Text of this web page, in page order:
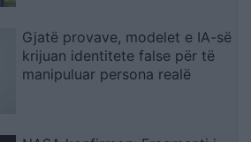
Gjatë provave, modelet e IA-së
krijuan identitete false për të
manipuluar persona realë